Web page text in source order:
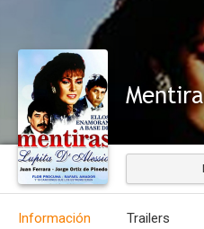
Información Trailers